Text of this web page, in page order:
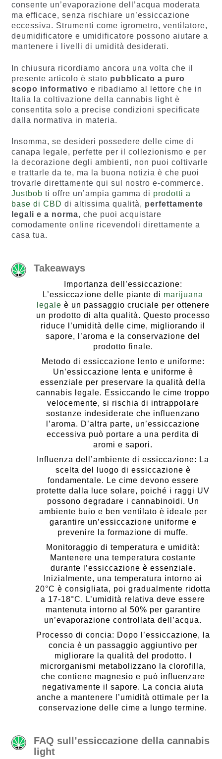
consente un’evaporazione dell’acqua moderata
ma efficace, senza rischiare un’essiccazione
eccessiva. Strumenti come igrometro, ventilatore,
deumidificatore e umidificatore possono aiutare a
mantenere i livelli di umidità desiderati.
In chiusura ricordiamo ancora una volta che il
presente articolo è stato pubblicato a puro
scopo informativo e ribadiamo al lettore che in
Italia la coltivazione della cannabis light è
consentita solo a precise condizioni specificate
dalla normativa in materia.
Insomma, se desideri possedere delle cime di
canapa legale, perfette per il collezionismo e per
la decorazione degli ambienti, non puoi coltivarle
e trattarle da te, ma la buona notizia è che puoi
trovarle direttamente qui sul nostro e-commerce.
Justbob ti offre un’ampia gamma di prodotti a
base di CBD di altissima qualità, perfettamente
legali e a norma, che puoi acquistare
comodamente online ricevendoli direttamente a
casa tua.
Takeaways
Importanza dell’essiccazione:
L’essiccazione delle piante di marijuana
legale è un passaggio cruciale per ottenere
un prodotto di alta qualità. Questo processo
riduce l’umidità delle cime, migliorando il
sapore, l’aroma e la conservazione del
prodotto finale.
Metodo di essiccazione lento e uniforme:
Un’essiccazione lenta e uniforme è
essenziale per preservare la qualità della
cannabis legale. Essiccando le cime troppo
velocemente, si rischia di intrappolare
sostanze indesiderate che influenzano
l’aroma. D’altra parte, un’essiccazione
eccessiva può portare a una perdita di
aromi e sapori.
Influenza dell’ambiente di essiccazione: La
scelta del luogo di essiccazione è
fondamentale. Le cime devono essere
protette dalla luce solare, poiché i raggi UV
possono degradare i cannabinoidi. Un
ambiente buio e ben ventilato è ideale per
garantire un’essiccazione uniforme e
prevenire la formazione di muffe.
Monitoraggio di temperatura e umidità:
Mantenere una temperatura costante
durante l’essiccazione è essenziale.
Inizialmente, una temperatura intorno ai
20°C è consigliata, poi gradualmente ridotta
a 17-18°C. L’umidità relativa deve essere
mantenuta intorno al 50% per garantire
un’evaporazione controllata dell’acqua.
Processo di concia: Dopo l’essiccazione, la
concia è un passaggio aggiuntivo per
migliorare la qualità del prodotto. I
microrganismi metabolizzano la clorofilla,
che contiene magnesio e può influenzare
negativamente il sapore. La concia aiuta
anche a mantenere l’umidità ottimale per la
conservazione delle cime a lungo termine.
FAQ sull’essiccazione della cannabis
light